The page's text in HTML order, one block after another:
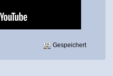
Gespeichert